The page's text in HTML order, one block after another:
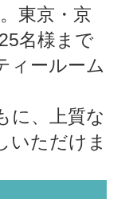
東京・京
名様まで
ィールーム
に、上質な
いただけま